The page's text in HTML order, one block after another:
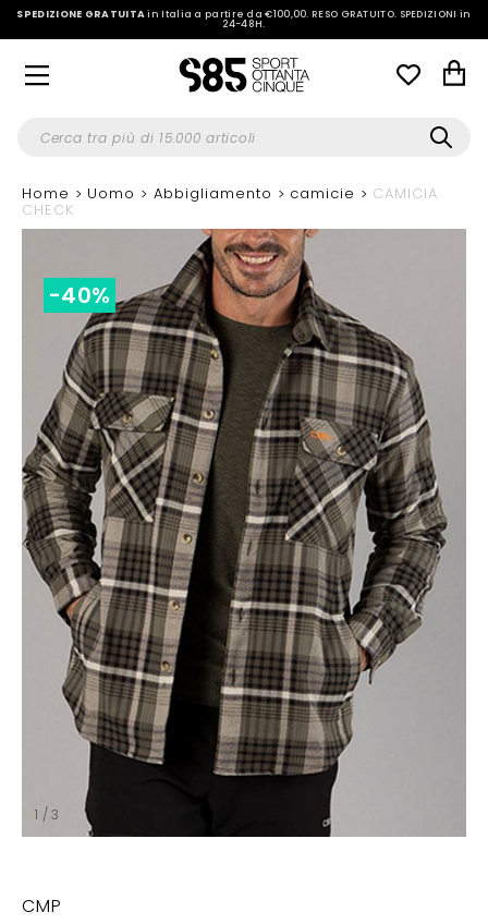
SPEDIZIONE GRATUITAin Italia a partire da €100,00.RESO GRATUITO. SPEDIZIONI in
24-48H.
Home Uomo Abbigliamento camicie CAMICIA
CHECK
1 / 3
-40%
CMP